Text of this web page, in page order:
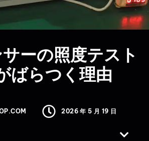
ーの照度テスト
ばらつく理由
2026 年 5 月 19 日